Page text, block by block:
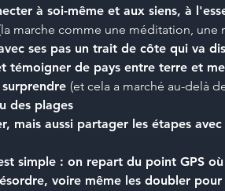
à soi-même et aux siens, à
marche comme une méditation,
ses pas un trait de côte qui va
témoigner de pays entre terre et
surprendre (et cela a marché au-delà
des plages
mais aussi partager les étapes
simple : on repart du point GPS
voire même les doubler